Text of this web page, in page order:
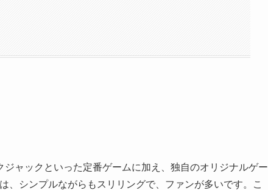
ャックといった定番ゲームに加え、独自のオリジナルゲー
、シンプルながらもスリリングで、ファンが多いです。こ